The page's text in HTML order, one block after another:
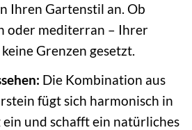
Ihren Gartenstil an. Ob
oder mediterran – Ihrer
Grenzen gesetzt.
Die Kombination aus
fügt sich harmonisch in
ein und schafft ein natürliches